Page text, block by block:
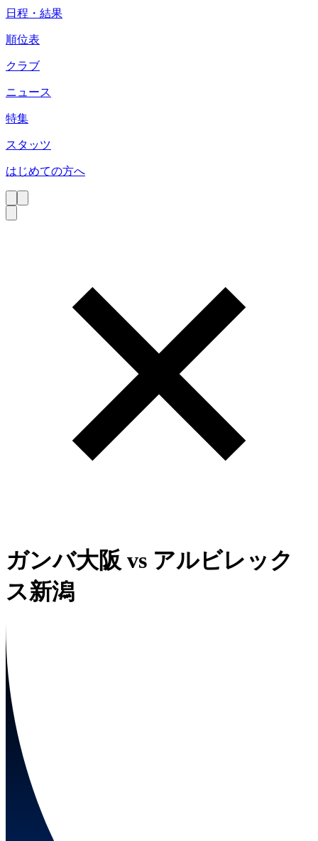
日程・結果
順位表
クラブ
ニュース
特集
スタッツ
はじめての方へ
ガンバ大阪 vs アルビレック
ス新潟